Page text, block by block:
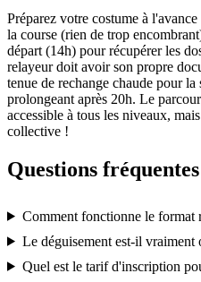
Préparez votre costume à
la course (rien de trop
départ (14h) pour récupérer les
relayeur doit avoir son propre
tenue de rechange chaude pour la
prolongeant après 20h. Le
accessible à tous les niveaux,
collective !
Questions fréquentes
Comment fonctionne le format
Le déguisement est-il vraiment
Quel est le tarif d'inscription